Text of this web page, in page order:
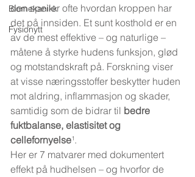
Biomekanikk
Fysionytt
den speiler ofte hvordan kroppen har
det på innsiden. Et sunt kosthold er en
av de mest effektive – og naturlige –
måtene å styrke hudens funksjon, glød
og motstandskraft på. Forskning viser
at visse næringsstoffer beskytter huden
mot aldring, inflammasjon og skader,
samtidig som de bidrar til bedre
fuktbalanse, elastisitet og
cellefornyelse¹.
Her er 7 matvarer med dokumentert
effekt på hudhelsen – og hvorfor de